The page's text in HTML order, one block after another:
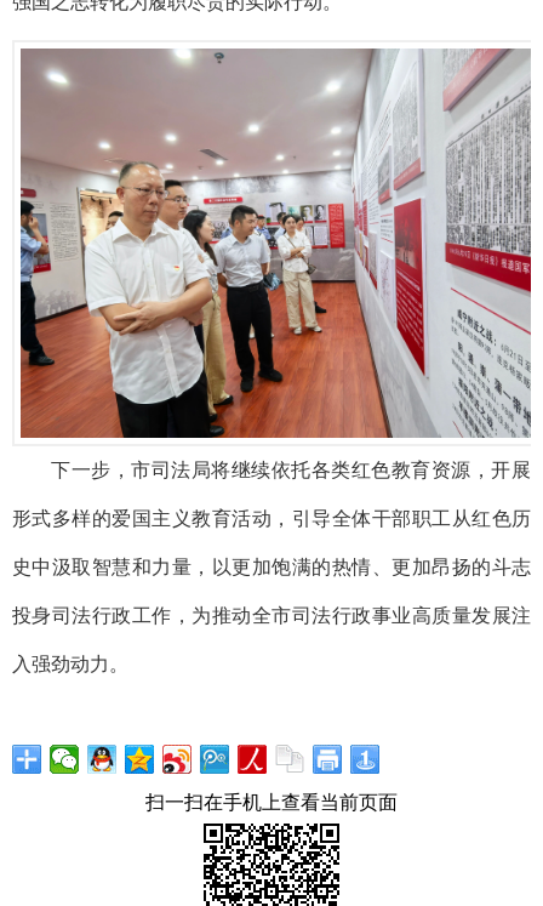
下一步，市司法局将继续依托各类红色教育资源，开展
形式多样的爱国主义教育活动，引导全体干部职工从红色历
史中汲取智慧和力量，以更加饱满的热情、更加昂扬的斗志
投身司法行政工作，为推动全市司法行政事业高质量发展注
入强劲动力。
扫一扫在手机上查看当前页面